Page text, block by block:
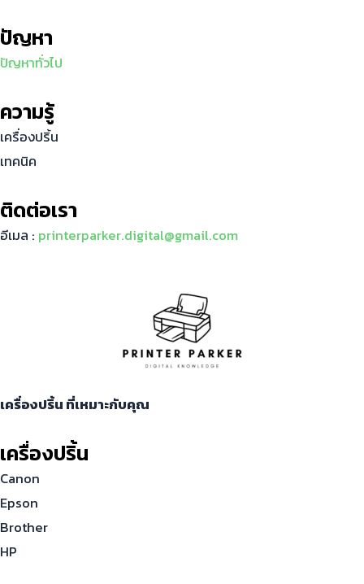
ปัญหา
ปัญหาทั่วไป
ความรู้
เครื่องปริ้น
เทคนิค
ติดต่อเรา
อีเมล : printerparker.digital@gmail.com
เครื่องปริ้น ที่เหมาะกับคุณ
เครื่องปริ้น
Canon
Epson
Brother
HP